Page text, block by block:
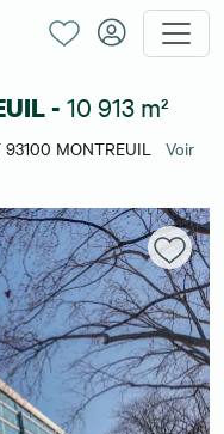
- 10 913 m²
93100 MONTREUIL
Voir